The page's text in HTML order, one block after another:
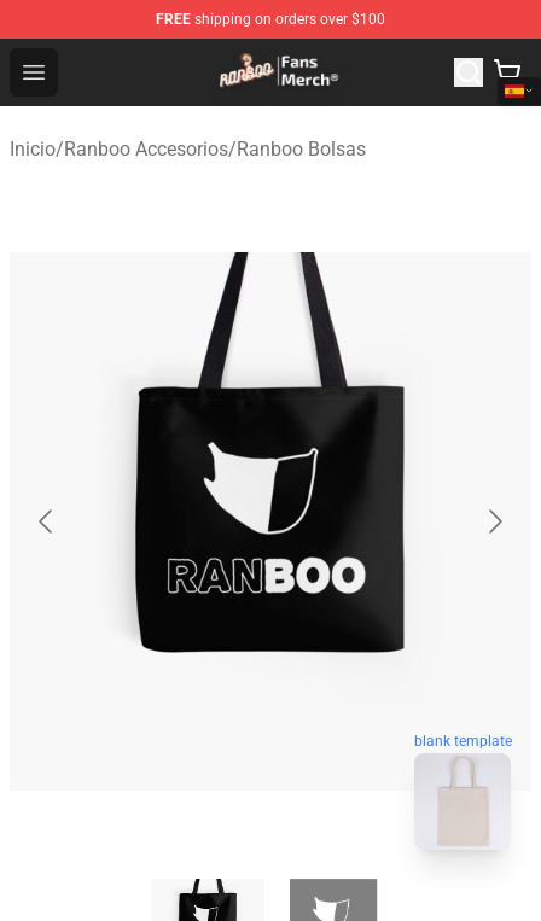
FREE shipping on orders over $100
Open menu
Ranboo Store - Official Ranboo Merchandise Shop
Inicio/Ranboo Accesorios/Ranboo Bolsas
blank template